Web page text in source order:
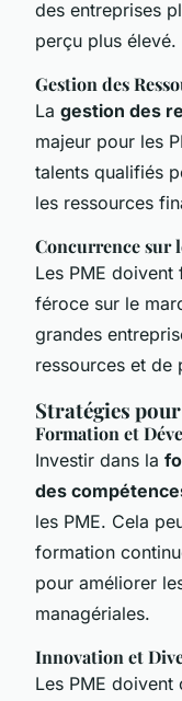
des entreprises
perçu plus élevé.
Gestion des
La gestion des
majeur pour les
talents qualifiés
les ressources
Concurrence sur
Les PME
féroce sur le
grandes
ressources et de
Stratégies
Formation et
Investir dans la
des
les PME. Cela
formation
pour améliorer
managériales.
Innovation et
Les PME doivent